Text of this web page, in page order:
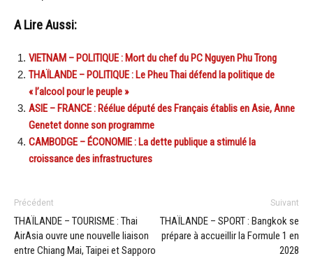
A Lire Aussi:
VIETNAM – POLITIQUE : Mort du chef du PC Nguyen Phu Trong
THAÏLANDE – POLITIQUE : Le Pheu Thai défend la politique de
« l’alcool pour le peuple »
ASIE – FRANCE : Réélue député des Français établis en Asie, Anne
Genetet donne son programme
CAMBODGE – ÉCONOMIE : La dette publique a stimulé la
croissance des infrastructures
Précédent
THAÏLANDE – TOURISME : Thai
AirAsia ouvre une nouvelle liaison
entre Chiang Mai, Taipei et Sapporo
Suivant
THAÏLANDE – SPORT : Bangkok se
prépare à accueillir la Formule 1 en
2028